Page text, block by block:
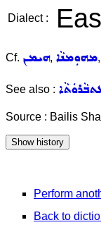
Dialect :
Cf. ܗܝܡܢ, ܡܗܘܼܡܢܵܐ,
See also :
Source : Bailis
Perform
Back to